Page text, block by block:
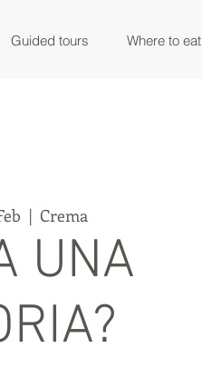
Guided tours Where to eat
  |
Crema
UNA